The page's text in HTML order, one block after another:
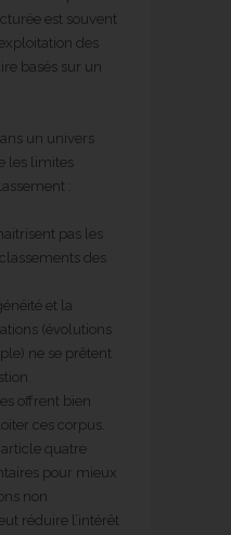
est souvent
des
basés sur un
un univers
les limites
:
pas les
des
et la
(évolutions
ne se prêtent
offrent bien
ces corpus.
quatre
pour mieux
non
réduire l’intérêt